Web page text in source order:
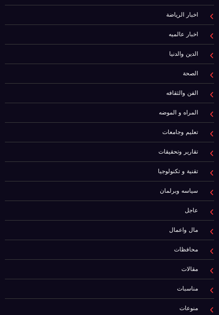
اخبار الرياضة
اخبار عالميه
الدين والدنيا
الصحة
الفن والثقافه
المراه و الموضه
تعليم وجامعات
تقارير وتحقيقات
تقنية و تكنولوجيا
سياسه وبرلمان
عاجل
مال واعمال
محافظات
مقالات
مناسبات
منوعات